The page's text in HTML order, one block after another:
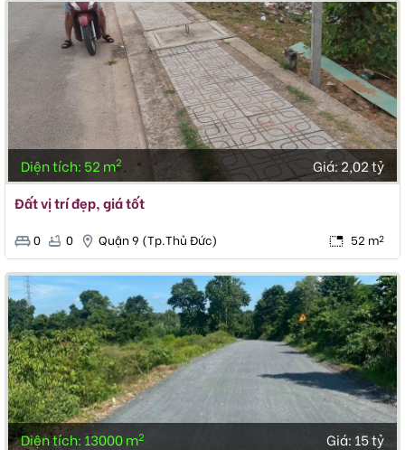
Diện tích: 52 m2 Giá:2,02 tỷ
Đất vị trí đẹp, giá tốt
0 0 Quận 9 (Tp.Thủ Đức) 52 m2
Diện tích: 13000 m2 Giá: 15 tỷ